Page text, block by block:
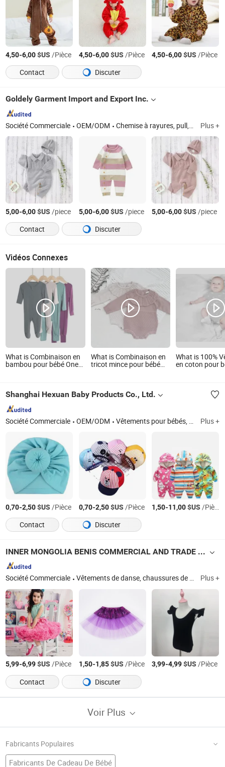
4,50-6,00$US/Pièce 4,50-6,00$US/Pièce 4,50-6,00$US/Pièce
Contact
Discuter
Goldely Garment Import and Export Inc.
Société Commerciale OEM/ODM Chemise à rayures, pull, jeans, jupe en satin, sweat à capuche, blouse tissée pour femmes Plus +
5,00-6,00$US/piece 5,00-6,00$US/piece 5,00-6,00$US/piece
Contact
Discuter
Vidéos Connexes
What is Combinaison en
bambou pour bébé One
What is Combinaison en
tricot mince pour bébé
What is 100%
en coton pour
Shanghai Hexuan Baby Products Co., Ltd.
Société Commerciale OEM/ODM Vêtements pour bébés, vêtements pour bébés, bavoirs, combinaisons pour bébés Plus +
0,70-2,50$US/Pièce 0,70-2,50$US/Pièce 1,50-11,00$US/Pièce
Contact
Discuter
INNER MONGOLIA BENIS COMMERCIAL AND TRADE CO., LTD.
Société Commerciale Vêtements de danse, chaussures de danse, accessoires de danse, chaussures de ballet, collants de ballet Plus +
5,99-6,99$US/Pièce 1,50-1,85$US/Pièce 3,99-4,99$US/Pièce
Contact
Discuter
Voir Plus
Fabricants Populaires
Fabricants De Cadeau De Bébé